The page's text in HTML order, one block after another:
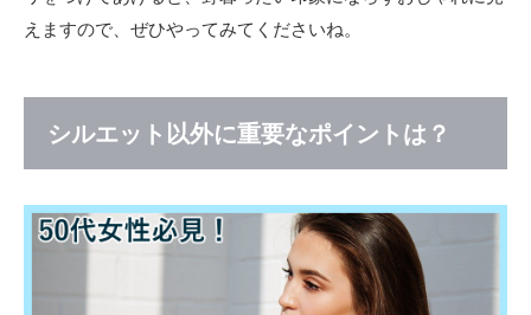
えますので、ぜひやってみてくださいね。
シルエット以外に重要なポイントは？